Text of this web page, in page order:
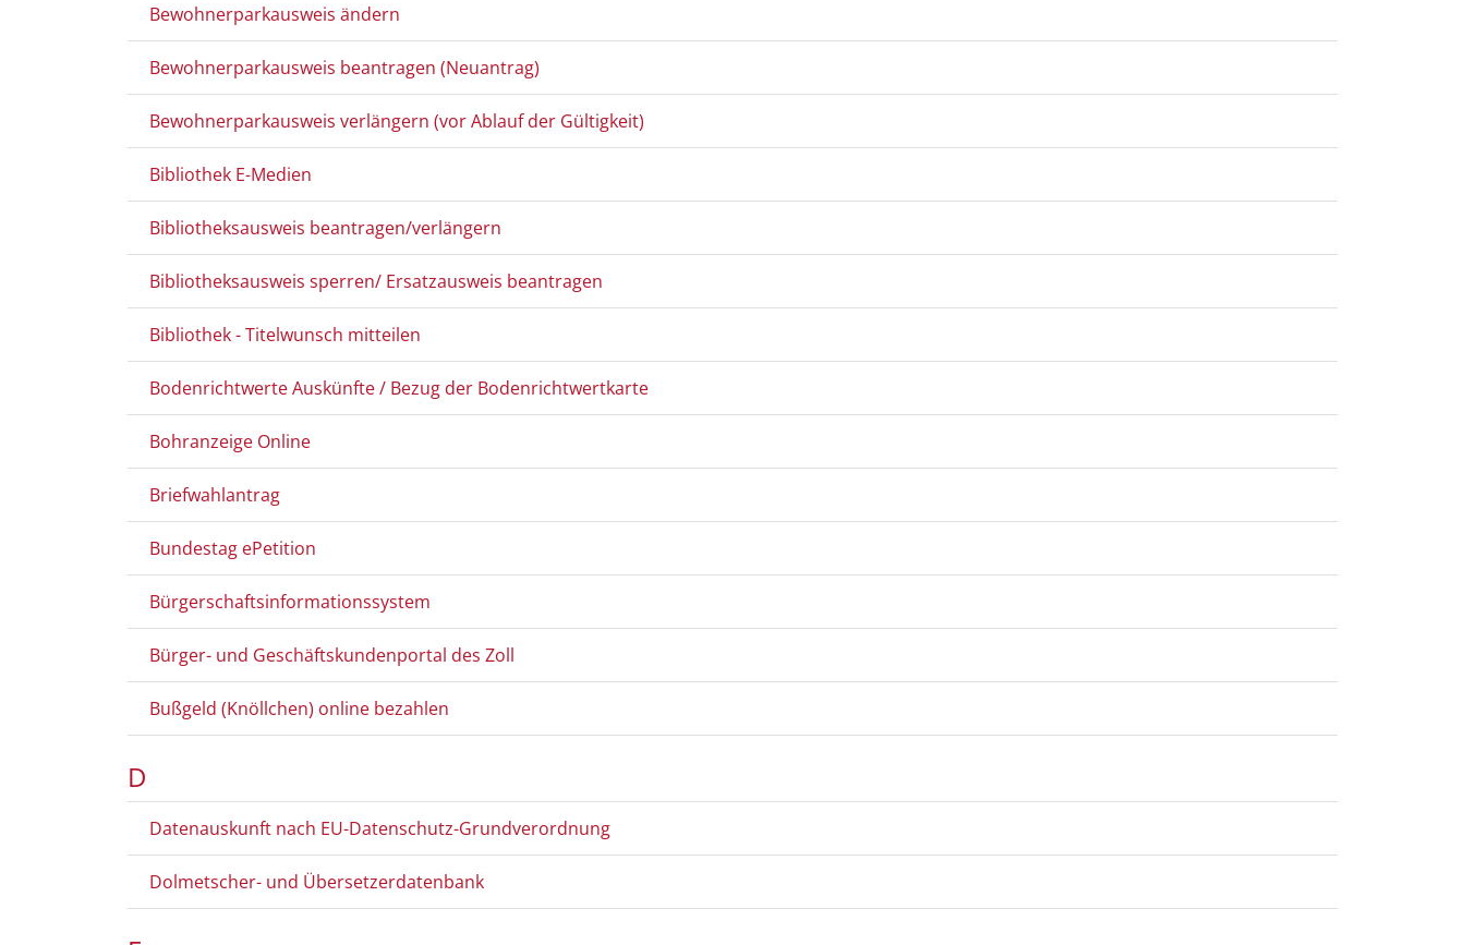
Bewohnerparkausweis ändern
Bewohnerparkausweis beantragen (Neuantrag)
Bewohnerparkausweis verlängern (vor Ablauf der Gültigkeit)
Bibliothek E-Medien
Bibliotheksausweis beantragen/verlängern
Bibliotheksausweis sperren/ Ersatzausweis beantragen
Bibliothek - Titelwunsch mitteilen
Bodenrichtwerte Auskünfte / Bezug der Bodenrichtwertkarte
Bohranzeige Online
Briefwahlantrag
Bundestag ePetition
Bürgerschaftsinformationssystem
Bürger- und Geschäftskundenportal des Zoll
Bußgeld (Knöllchen) online bezahlen
D
Datenauskunft nach EU-Datenschutz-Grundverordnung
Dolmetscher- und Übersetzerdatenbank